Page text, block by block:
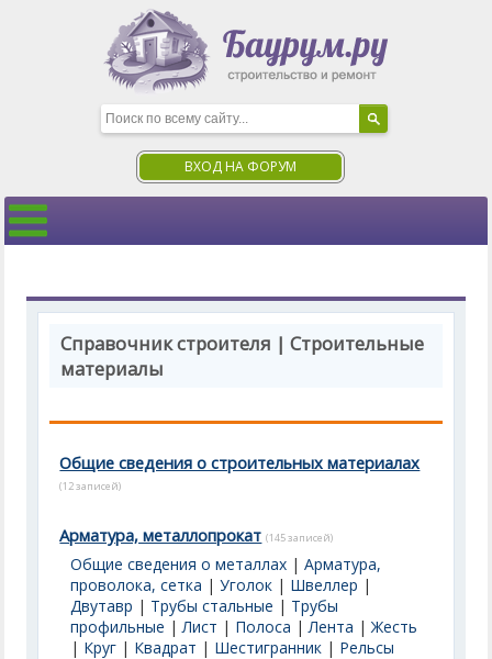
ВХОД НА ФОРУМ
Справочник строителя | Строительные
материалы
Общие сведения о строительных материалах
(12 записей)
Арматура, металлопрокат (145 записей)
Общие сведения о металлах |Арматура,
проволока, сетка |Уголок | Швеллер |
Двутавр | Трубы стальные | Трубы
профильные |Лист | Полоса |Лента |Жесть
| Круг | Квадрат | Шестигранник | Рельсы